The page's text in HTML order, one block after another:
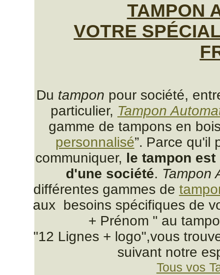
TAMPON
VOTRE
Du tampon pour société,
particulier, Tampon
gamme de tampons en
personnalisé”. Parce qu'il
communiquer, le tampon
d'une société. Tampon
différentes gammes de
aux besoins spécifiques de
+ Prénom " au
"12 Lignes + logo",vous
suivant notre
Tous vos